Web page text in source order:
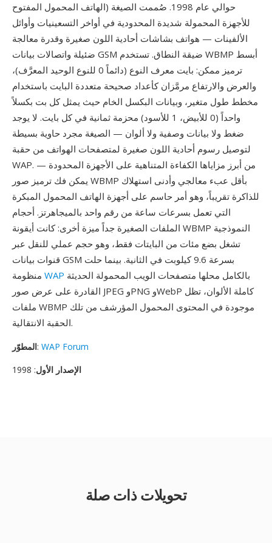
الهاتف المحمول المفتوح) حوالي عام 1998. صُممت الصيغة
للأجهزة المحمولة شديدة المحدودية في أواخر التسعينيات وأوائل
الألفينات — هواتف بشاشات أحادية اللون صغيرة وقدرة معالجة
ضئيلة واتصالات بيانات GSM ضيقة النطاق. تستخدم WBMP أبسط
ترميز ممكن: بايت معرف النوع (دائماً 0 للنوع الوحيد المعرَّف)،
والعرض والارتفاع مرمَّزان كأعداد صحيحة متعددة البايت باستخدام
مخطط طول متغير، وبيانات البكسل الخام حيث يمثل كل بت بكسلاً
واحداً (0 للأبيض، 1 للأسود) محزمة ثمانية في كل بايت. لا يوجد
ضغط ولا بيانات وصفية ولا ألوان — الصيغة مجرد حاوية بسيطة
لتوصيل رسوم أحادية اللون صغيرة لمتصفحات الهواتف من حقبة
WAP. من أبرز مزاياها الكفاءة المتناهية على الأجهزة المحدودة —
يمكن فك ترميز صور WBMP بأقل عبء معالجي وأدنى استهلاك
للذاكرة تقريباً، وهو أمر حاسم على أجهزة الهاتف المحمول المبكرة
التي تعمل بسرعات ساعة من رقم واحد بالميجاهرتز. أحجام
الملفات الصغيرة جداً ميزة أخرى: كانت أيقونة WBMP النموذجية
تشغل بضع مئات من البايتات فقط، وهو حجم عملي للنقل عبر
قنوات بيانات GSM بسرعة 9.6 كيلوبت في الثانية. بينما حلت
WAP
القادرة على عرض صور JPEG وPNG وWebP كاملة الألوان، تظل
ملفات WBMP موجودة في المحتوى المحمول المؤرشف من تلك
الحقبة الانتقالية.
المطوّر: WAP Forum
الإصدار الأول: 1998
تحويلات ذات صلة